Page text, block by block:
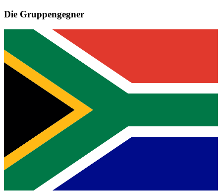
Die Gruppengegner